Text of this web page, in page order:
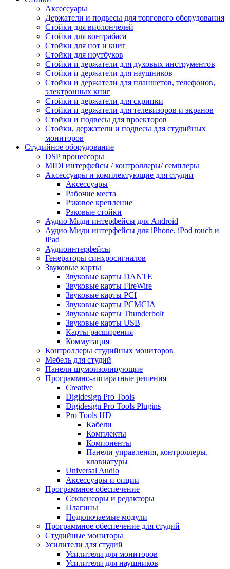
Аксессуары
Держатели и подвесы для торгового оборудования
Стойки для виолончелей
Стойки для контрабаса
Стойки для нот и книг
Стойки для ноутбуков
Стойки и держатели для духовых инструментов
Стойки и держатели для наушников
Стойки и держатели для планшетов, телефонов,
электронных книг
Стойки и держатели для скрипки
Стойки и держатели для телевизоров и экранов
Стойки и подвесы для проекторов
Стойки, держатели и подвесы для студийных
мониторов
Студийное оборудование
DSP процессоры
MIDI интерфейсы / контроллеры/ семплеры
Аксессуары и комплектующие для студии
Аксессуары
Рабочие места
Рэковое крепление
Рэковые стойки
Аудио Миди интерфейсы для Android
Аудио Миди интерфейсы для iPhone, iPod touch и
iPad
Аудиоинтерфейсы
Генераторы синхросигналов
Звуковые карты
Звуковые карты DANTE
Звуковые карты FireWire
Звуковые карты PCI
Звуковые карты PCMCIA
Звуковые карты Thunderbolt
Звуковые карты USB
Карты расширения
Коммутация
Контроллеры студийных мониторов
Мебель для студий
Панели шумоизолирующие
Программно-аппаратные решения
Creative
Digidesign Pro Tools
Digidesign Pro Tools Plugins
Pro Tools HD
Кабели
Комплекты
Компоненты
Панели управления, контроллеры,
клавиатуры
Universal Audio
Аксессуары и опции
Программное обеспечение
Cеквенсоры и редакторы
Плагины
Подключаемые модули
Программное обеспечение для студий
Студийные мониторы
Усилители для студий
Усилители для мониторов
Усилители для наушников